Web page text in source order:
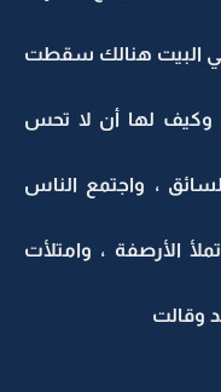
البيت هنالك سقطت
وكيف لها أن لا تحس
، واجتمع الناس
الأرصفة ، وامتلأت
وقالت